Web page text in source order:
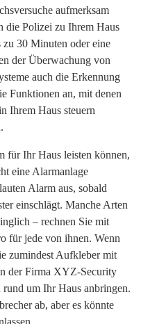
aufmerksam
die Polizei zu Ihrem Haus
zu 30 Minuten oder eine
der Überwachung von
auch die Erkennung
Funktionen an, mit denen
Ihrem Haus steuern
für Ihr Haus leisten können,
eine Alarmanlage
Alarm aus, sobald
einschlägt. Manche Arten
– rechnen Sie mit
für jede von ihnen. Wenn
zumindest Aufkleber mit
der Firma XYZ-Security
rund um Ihr Haus anbringen.
ab, aber es könnte